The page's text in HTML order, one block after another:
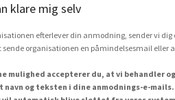
klare mig selv
efterlever din anmodning, sender vi
organisationen en påmindelsesmail eller
mulighed accepterer du, at vi behandler
navn og teksten i dine anmodnings-e-